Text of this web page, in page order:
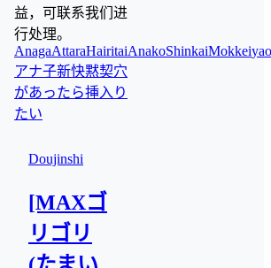
益，可联系我们进
行处理。
AnagaAttaraHairitaiAnakoShinkaiMokkei
アナ子新快黙契穴
があったら挿入り
たい
Doujinshi
[MAXゴ
リゴリ